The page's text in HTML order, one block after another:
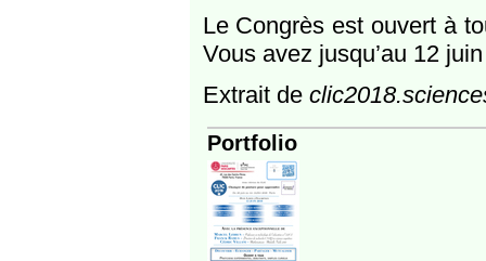
Le Congrès est ouvert à
Vous avez jusqu’au 12
Extrait de
Portfolio